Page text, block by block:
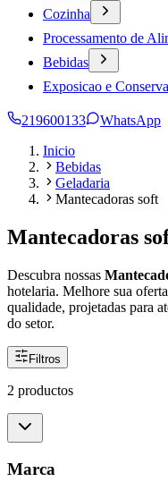
Cozinha
Processamento de
Bebidas
Exposicao e
219600133
WhatsApp
Inicio
Bebidas
Geladaria
Mantecadoras soft
Mantecadoras
Descubra nossas
hotelaria. Melhore sua
qualidade, projetadas para
do setor.
Filtros
2 productos
Marca